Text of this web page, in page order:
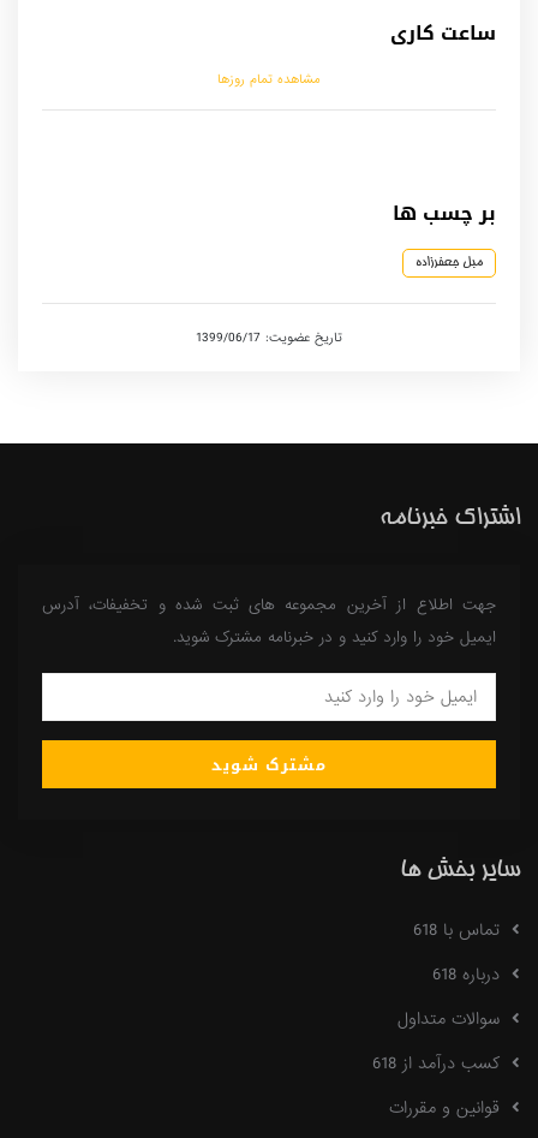
ساعت کاری
مشاهده تمام روزها
بر چسب ها
مبل جعفرزاده
تاریخ عضویت: 1399/06/17
اشتراک خبرنامه
جهت اطلاع از آخرین مجموعه های ثبت شده و تخفیفات، آدرس
ایمیل خود را وارد کنید و در خبرنامه مشترک شوید.
مشترک شوید
سایر بخش ها
تماس با 618
درباره 618
سوالات متداول
کسب درآمد از 618
قوانین و مقررات